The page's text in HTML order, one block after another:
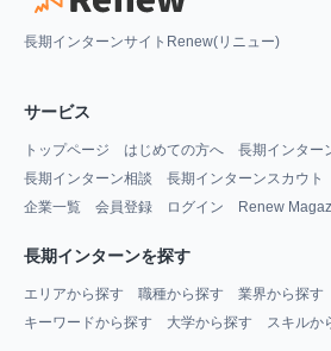
長期インターンサイトRenew(リニュー)
サービス
トップページ はじめての方へ
長期インター
長期インターン相談
長期インターンスカウト
企業一覧
会員登録 ログイン Renew
長期インターンを探す
エリアから探す 職種から探す 業界から探す
キーワードから探す
大学から探す スキルか